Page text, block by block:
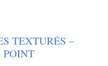
TEXTURÉS –